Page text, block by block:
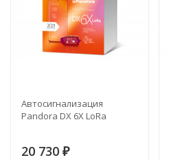
Автосигнализация
Pandora DX 6X LoRa
20 730 ₽